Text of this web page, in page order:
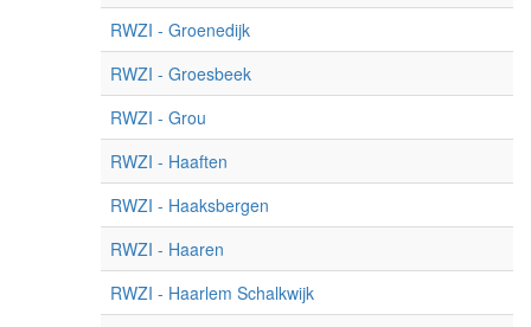
RWZI - Groenedijk
RWZI - Groesbeek
RWZI - Grou
RWZI - Haaften
RWZI - Haaksbergen
RWZI - Haaren
RWZI - Haarlem Schalkwijk